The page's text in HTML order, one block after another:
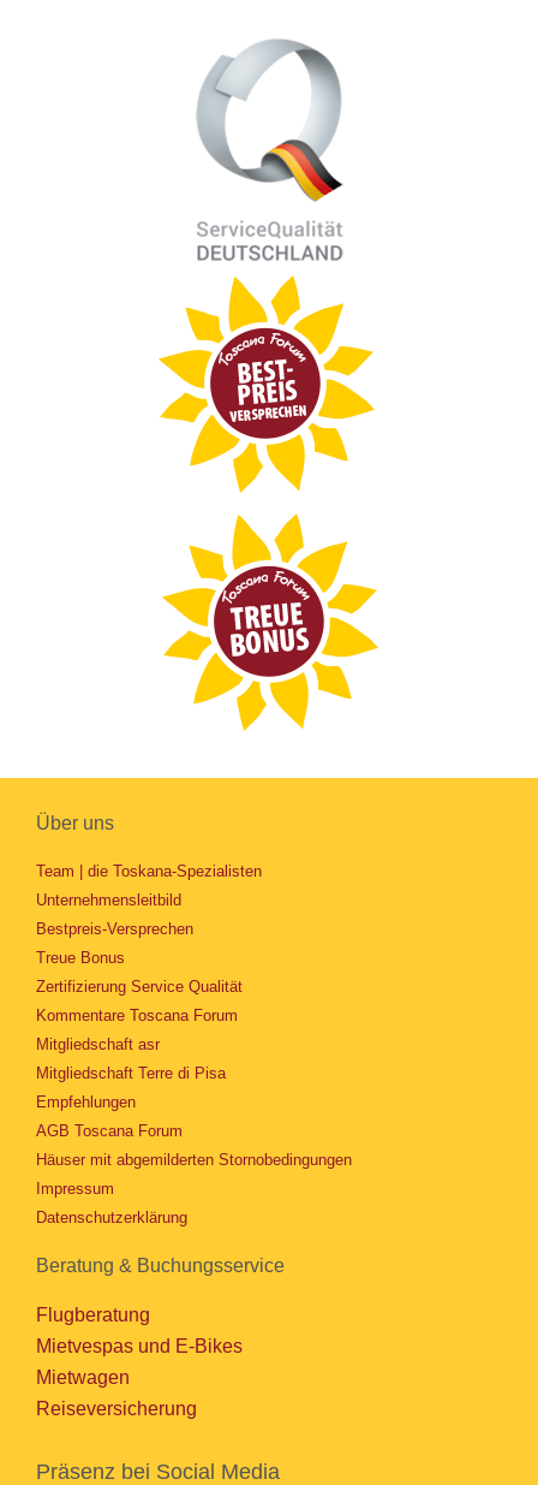
Über uns
Team | die Toskana-Spezialisten
Unternehmensleitbild
Bestpreis-Versprechen
Treue Bonus
Zertifizierung Service Qualität
Kommentare Toscana Forum
Mitgliedschaft asr
Mitgliedschaft Terre di Pisa
Empfehlungen
AGB Toscana Forum
Häuser mit abgemilderten Stornobedingungen
Impressum
Datenschutzerklärung
Beratung & Buchungsservice
Flugberatung
Mietvespas und E-Bikes
Mietwagen
Reiseversicherung
Präsenz bei Social Media